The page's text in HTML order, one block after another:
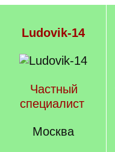
Ludovik-14
Частный
специалист
Москва